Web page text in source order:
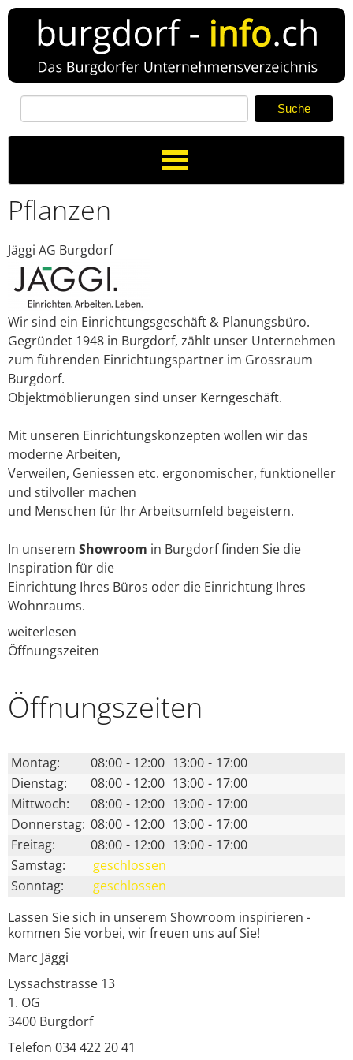
Toggle
Navigation
Login
FAQ
News
Pflanzen
Jäggi AG Burgdorf
Wir sind ein Einrichtungsgeschäft & Planungsbüro.
Gegründet 1948 in Burgdorf, zählt unser Unternehmen
zum führenden Einrichtungspartner im Grossraum
Burgdorf.
Objektmöblierungen sind unser Kerngeschäft.
Mit unseren Einrichtungskonzepten wollen wir das
moderne Arbeiten,
Verweilen, Geniessen etc. ergonomischer, funktioneller
und stilvoller machen
und Menschen für Ihr Arbeitsumfeld begeistern.
In unserem Showroom in Burgdorf finden Sie die
Inspiration für die
Einrichtung Ihres Büros oder die Einrichtung Ihres
Wohnraums.
weiterlesen
Öffnungszeiten
Öffnungs­zeiten
Montag: 08:00 - 12:00 13:00 - 17:00
Dienstag:
08:00 - 12:00 13:00 - 17:00
Mittwoch:
08:00 - 12:00 13:00 - 17:00
Donnerstag: 08:00 - 12:00 13:00 - 17:00
Freitag:
08:00 - 12:00 13:00 - 17:00
Samstag:
geschlossen
Sonntag:
geschlossen
Lassen Sie sich in unserem Showroom inspirieren -
kommen Sie vorbei, wir freuen uns auf Sie!
Marc Jäggi
Lyssachstrasse 13
1. OG
3400 Burgdorf
Telefon 034 422 20 41